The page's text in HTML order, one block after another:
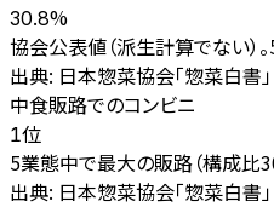
30.8%
協会公表値（派生計算でない）
出典: 日本惣菜協会「惣菜白書」
中食販路でのコンビニ
1位
5業態中で最大の販路（構成比
出典: 日本惣菜協会「惣菜白書」